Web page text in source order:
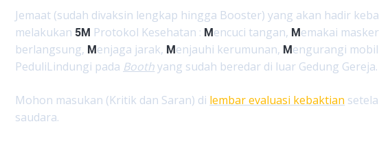
Jemaat (sudah divaksin lengkap hingga Booster) yang akan hadir
melakukan 5M Protokol Kesehatan : Mencuci tangan, Memakai
berlangsung, Menjaga jarak, Menjauhi kerumunan, Mengurangi
PeduliLindungi pada Boothyang sudah beredar di luar Gedung Gereja.
Mohon masukan (Kritik dan Saran) di lembar evaluasi kebaktian
saudara.